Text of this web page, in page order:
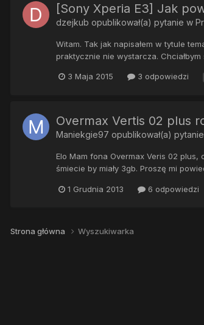
[Sony Xperia E3] Jak
dzejkub opublikował(a) pytanie w
Witam. Tak jak napisałem w tytule
praktycznie nie wystarcza.
3 Maja 2015 3 odpowiedzi
Overmax Vertis 02 plus
Maniekgie97 opublikował(a)
Elo Mam fona Overmax Veris 02
śmiecie by miały 3gb. Proszę mi
1 Grudnia 2013 6 odpowiedzi
Strona główna Wyszukiwarka